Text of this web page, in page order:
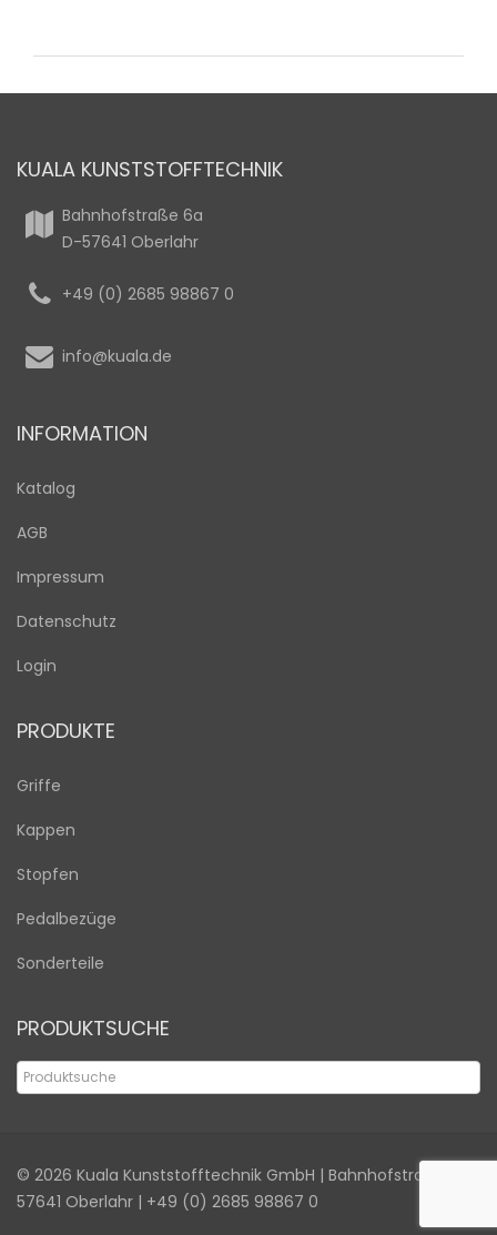
KUALA KUNSTSTOFFTECHNIK
Bahnhofstraße 6a
D-57641 Oberlahr
+49 (0) 2685 98867 0
info@kuala.de
INFORMATION
Katalog
AGB
Impressum
Datenschutz
Login
PRODUKTE
Griffe
Kappen
Stopfen
Pedalbezüge
Sonderteile
PRODUKTSUCHE
© 2026 Kuala Kunststofftechnik GmbH | Bahnhofstraße 6a |
57641 Oberlahr | +49 (0) 2685 98867 0